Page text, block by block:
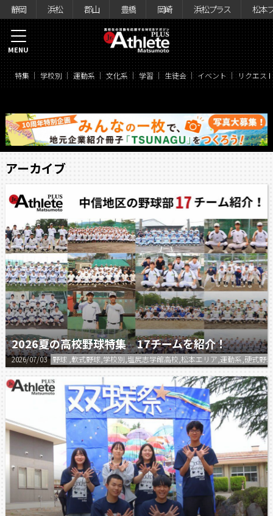
静岡 浜松 郡山 豊橋 岡崎 浜松プラス 松本
特集 学校別 運動系 文化系 学習 生徒会 イベント リクエス
MENU
アーカイブ
2026夏の高校野球特集 17チームを紹介！
2026/07/03 野球 ,軟式野球,学校別,塩尻志学館高校,松本エリア,運動系,硬式